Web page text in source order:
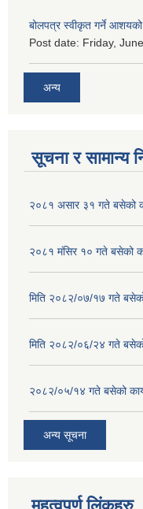
बोलपत्र स्वीकृत गर्ने
Post date: Friday,
अन्य
सूचना र सामान्य
२०८१ असार ३१ गते बसेको
२०८१ मंसिर १० गते बसेको
मिति २०८२/०७/१७ गते बसेको
मिति २०८२/०६/२४ गते बसेको
२०८२/०५/१४ गते बसेको
अन्य सूचना